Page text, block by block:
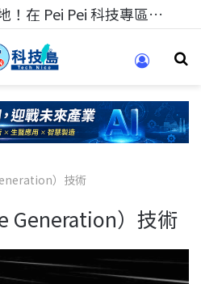
科技人的經驗傳承地！在 Pei Pei 科技專區，與學弟妹交流最硬核的技術
）技術
Generation）技術